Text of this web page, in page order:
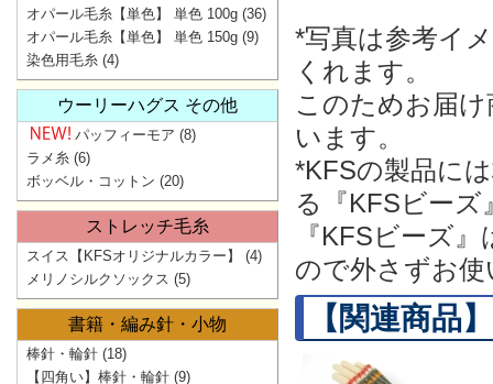
*写真は参考イ
くれます。
このためお届
います。
*KFSの製品に
る『KFSビー
『KFSビーズ
ので外さずお
【関連商品】
オパール毛糸【単色】 単色 100g (36)
オパール毛糸【単色】 単色 150g (9)
染色用毛糸 (4)
ウーリーハグス その他
パッフィーモア (8)
ラメ糸 (6)
ボッベル・コットン (20)
ストレッチ毛糸
スイス【KFSオリジナルカラー】
(4)
メリノシルクソックス (5)
書籍・編み針・小物
棒針・輪針 (18)
【四角い】棒針・輪針 (9)